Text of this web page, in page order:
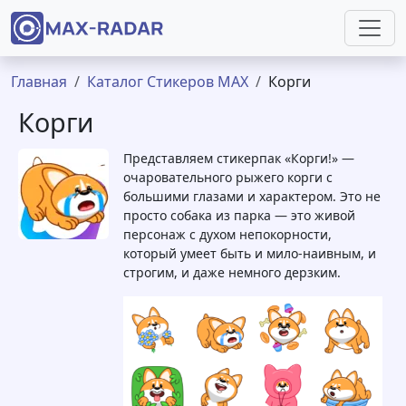
Перейти к основному содержанию
Строка навигации
Главная Каталог Стикеров MAX Корги
Корги
Представляем стикерпак «Корги!» —
очаровательного рыжего корги с
большими глазами и характером. Это не
просто собака из парка — это живой
персонаж с духом непокорности,
который умеет быть и мило-наивным, и
строгим, и даже немного дерзким.